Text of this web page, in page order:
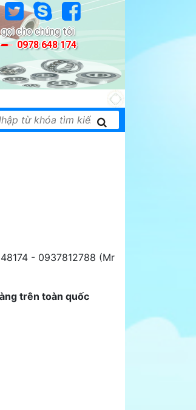
gọi cho chúng tôi
0978 648 174
của nhiều hãng nổi tiếng
- 0937812788 (Mr
trên toàn quốc